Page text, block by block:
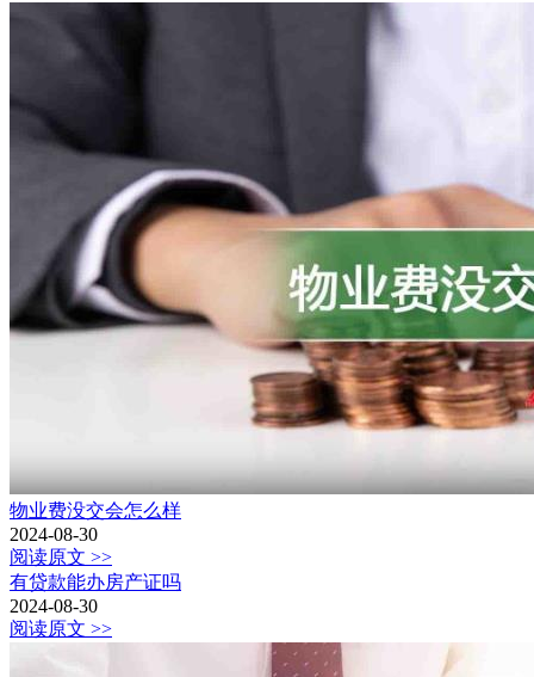
物业费没交会怎么样
2024-08-30
阅读原文 >>
有贷款能办房产证吗
2024-08-30
阅读原文 >>